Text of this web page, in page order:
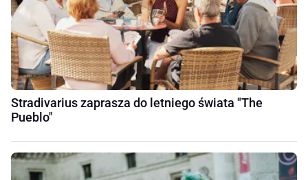
Stradivarius zaprasza do letniego świata "The
Pueblo"